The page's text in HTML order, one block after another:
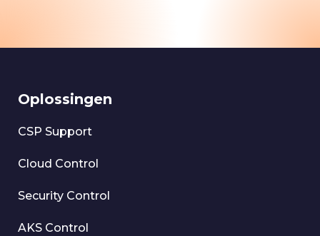
Oplossingen
CSP Support
Cloud Control
Security Control
AKS Control